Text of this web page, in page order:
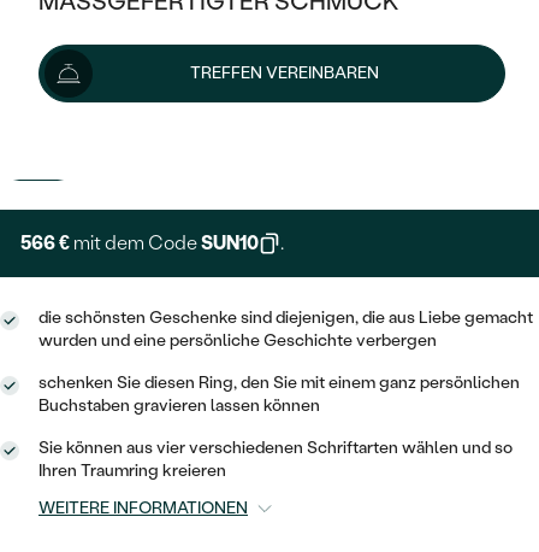
KLASSISCH
MEMOIRE
VINTAGE
AUSSERGEWÖHNLICHE
GEHÄMMERTE
MIT MEHREREN DIAMANTEN
HALO
VINTAGE
AUSSERGEWÖHNLICH
GESTALTE EINEN RING
WÄHLE EINEN RING
DIAMANTEN ZUM EINFASSEN
AUSVERKAUF
WENN SCHMUCK HILFT
NACH TYP
OHRRINGE
ANHÄNGER / KETTEN
ARMBÄNDER
SCHMUCKSET
HERRENSCHMUCK
PLATIN
OHRSTECKER
MINIMALISTISCHE
OHRHÄNGER
SOLITÄR
HERZ
GOLD
SILBER
NACH STYL
ZUR GEBURT EINES KINDES
PERSONALISIERT
MINIMALISTISCH
MEDAILLON
AUSVERKAUF
GOLD
SILBER
NACH STYL
MINIMALISTISCHE
TREFFEN VEREINBAREN
629 €
Wir liefern den Schmuck innerhalb von 7 - 10 Werktagen.
Lieferoptionen
566 € mit dem CodeSUN10 .
die schönsten Geschenke sind diejenigen, die aus Liebe gemacht
wurden und eine persönliche Geschichte verbergen
schenken Sie diesen Ring, den Sie mit einem ganz persönlichen
Buchstaben gravieren lassen können
Sie können aus vier verschiedenen Schriftarten wählen und so
Ihren Traumring kreieren
WEITERE INFORMATIONEN